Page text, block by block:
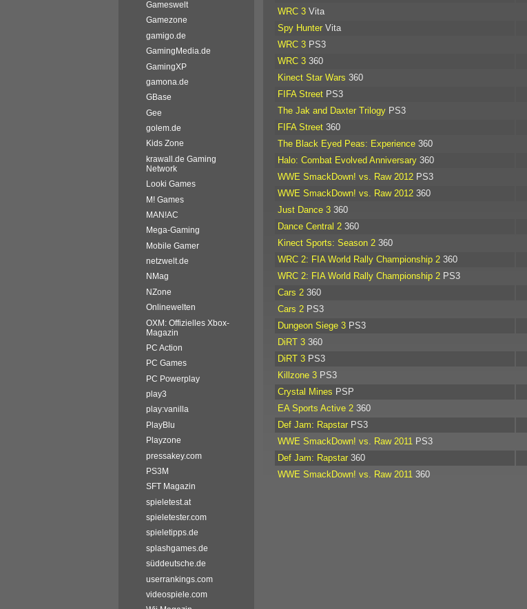
WRC 3 Vita
Spy Hunter Vita
WRC 3 PS3
WRC 3 360
Kinect Star Wars 360
FIFA Street PS3
The Jak and Daxter Trilogy PS3
FIFA Street 360
The Black Eyed Peas: Experience 360
Halo: Combat Evolved Anniversary 360
WWE SmackDown! vs. Raw 2012 PS3
WWE SmackDown! vs. Raw 2012 360
Just Dance 3 360
Dance Central 2 360
Kinect Sports: Season 2 360
WRC 2: FIA World Rally Championship 2 360
WRC 2: FIA World Rally Championship 2 PS3
Cars 2 360
Cars 2 PS3
Dungeon Siege 3 PS3
DiRT 3 360
DiRT 3 PS3
Killzone 3 PS3
Crystal Mines PSP
EA Sports Active 2 360
Def Jam: Rapstar PS3
WWE SmackDown! vs. Raw 2011 PS3
Def Jam: Rapstar 360
WWE SmackDown! vs. Raw 2011 360
Gameswelt
Gamezone
gamigo.de
GamingMedia.de
GamingXP
gamona.de
GBase
Gee
golem.de
Kids Zone
krawall.de Gaming
Network
Looki Games
M! Games
MAN!AC
Mega-Gaming
Mobile Gamer
netzwelt.de
NMag
NZone
Onlinewelten
OXM: Offizielles Xbox-
Magazin
PC Action
PC Games
PC Powerplay
play3
play:vanilla
PlayBlu
Playzone
pressakey.com
PS3M
SFT Magazin
spieletest.at
spieletester.com
spieletipps.de
splashgames.de
süddeutsche.de
userrankings.com
videospiele.com